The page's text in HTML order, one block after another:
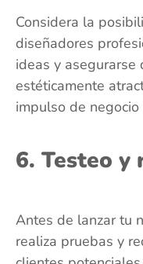
Considera la
diseñadores
ideas y asegurarse
estéticamente
impulso de
6. Testeo
Antes de lanzar tu
realiza pruebas y